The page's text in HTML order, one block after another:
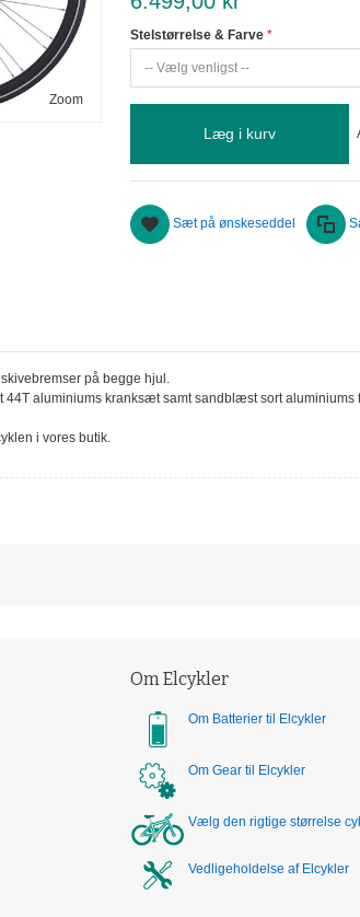
Zoom
Stelstørrelse & Farve
Læg i kurv
Sæt på ønskeseddel
på begge hjul.
aluminiums kranksæt samt sandblæst sort aluminiums
i vores butik.
Om Elcykler
Om Batterier til Elcykler
Om Gear til Elcykler
Vælg den rigtige størrelse
Vedligeholdelse af Elcykler